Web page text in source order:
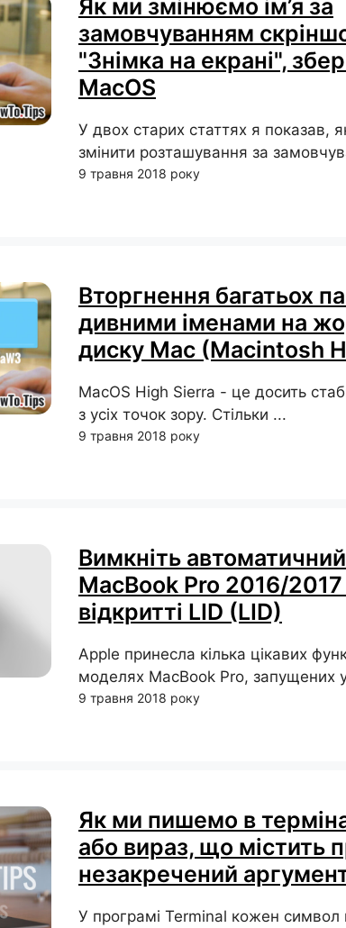
Як ми змінюємо ім’я за
замовчуванням
"Знімка на екрані",
MacOS
У двох старих статтях я показав,
змінити розташування за
9 травня 2018 року
Вторгнення багатьох
дивними іменами на
диску Mac (Macintosh
MacOS High Sierra - це досить
з усіх точок зору. Стільки ...
9 травня 2018 року
Вимкніть
MacBook Pro 2016/2017
відкритті LID (LID)
Apple принесла кілька цікавих
моделях MacBook Pro, запущених
9 травня 2018 року
Як ми пишемо в
або вираз, що містить
незакречений
У програмі Terminal кожен символ